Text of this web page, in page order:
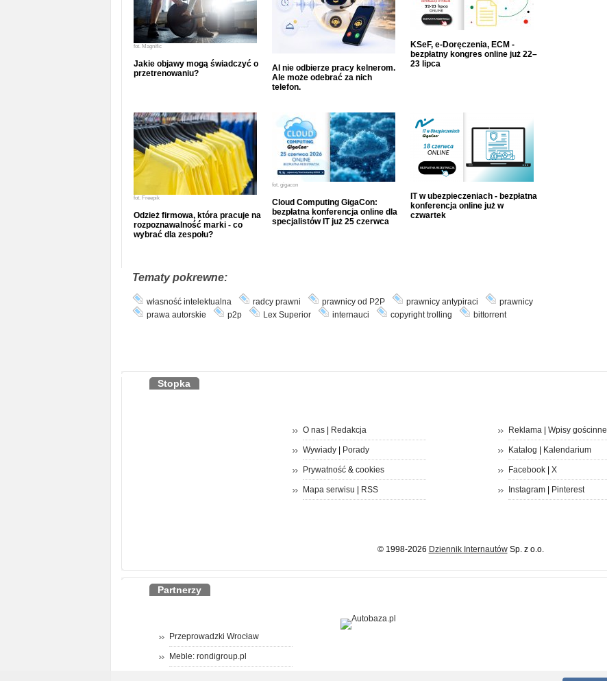
fot. Magnific
Jakie objawy mogą świadczyć o
przetrenowaniu?
AI nie odbierze pracy kelnerom.
Ale może odebrać za nich
telefon.
KSeF, e-Doręczenia, ECM -
bezpłatny kongres online już 22–
23 lipca
fot. Freepik
Odzież firmowa, która pracuje na
rozpoznawalność marki - co
wybrać dla zespołu?
fot. gigacon
Cloud Computing GigaCon:
bezpłatna konferencja online dla
specjalistów IT już 25 czerwca
IT w ubezpieczeniach - bezpłatna
konferencja online już w
czwartek
Tematy pokrewne:
własność intelektualna radcy prawni prawnicy od P2P prawnicy antypiraci
prawnicy
prawa autorskie
p2p Lex Superior internauci copyright trolling bittorrent
Stopka
O nas| Redakcja
Wywiady| Porady
Prywatność& cookies
Mapa serwisu RSS
Reklama| Wpisy gościnne
Katalog Kalendarium
Facebook| X
Instagram| Pinterest
© 1998-2026 Dziennik InternautówSp. z o.o.
Partnerzy
Przeprowadzki Wrocław
Meble: rondigroup.pl